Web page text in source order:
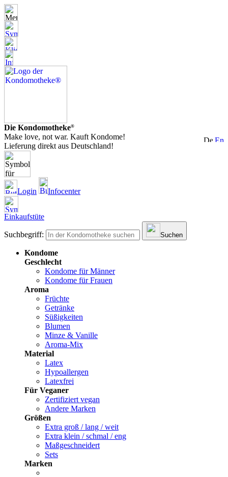
Die Kondomotheke®
Make love, not war. Kauft Kondome!
Lieferung direkt aus Deutschland!
Login Infocenter
Einkaufstüte
Suchbegriff: Suchen
Kondome
Geschlecht
Kondome für Männer
Kondome für Frauen
Aroma
Früchte
Getränke
Süßigkeiten
Blumen
Minze & Vanille
Aroma-Mix
Material
Latex
Hypoallergen
Latexfrei
Für Veganer
Zertifiziert vegan
Andere Marken
Größen
Extra groß / lang / weit
Extra klein / schmal / eng
Maßgeschneidert
Sets
Marken